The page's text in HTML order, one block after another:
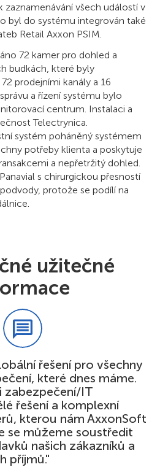
všech událostí v
byl do systému integrován také
Retail Axxon PSIM.
72 kamer pro dohled a
budkách, které byly
prodejními kanály a 16
a řízení systému bylo
centrum. Instalaci a
Telectrуnica.
systém poháněný systémem
potřeby klienta a poskytuje
a nepřetržitý dohled.
s chirurgickou přesností
protože se podílí na
užitečné
řešení pro všechny
které dnes máme.
zabezpečení/IT
řešení a komplexní
kterou nám AxxonSoft
se můžeme soustředit
našich zákazníků a
příjmů."